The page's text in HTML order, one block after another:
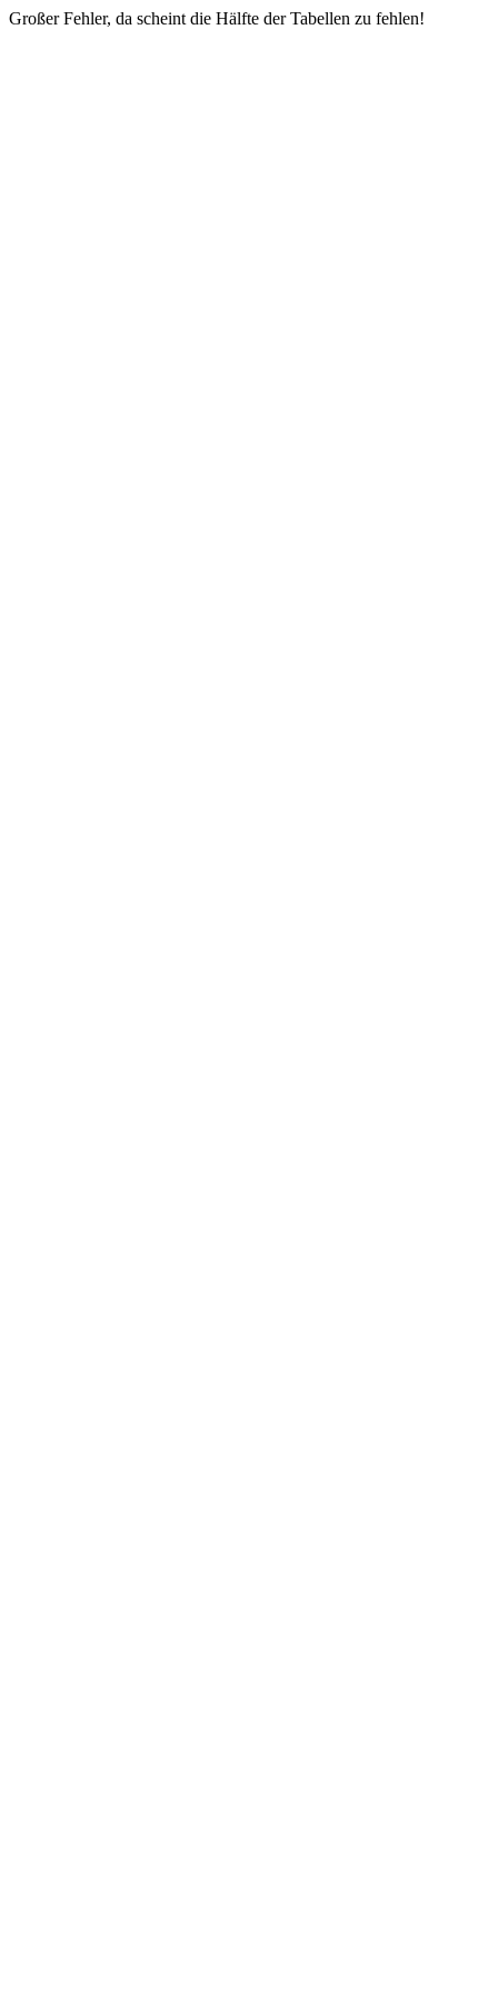
Großer Fehler, da scheint die Hälfte der Tabellen zu fehlen!